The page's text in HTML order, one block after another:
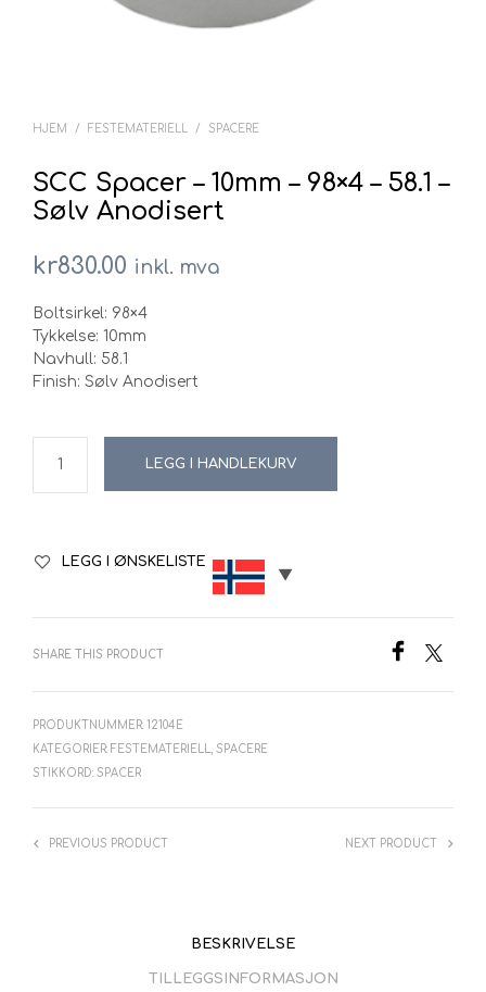
HJEM / FESTEMATERIELL / SPACERE
SCC Spacer – 10mm – 98×4 – 58.1 –
Sølv Anodisert
kr830.00 inkl. mva
Boltsirkel: 98×4
Tykkelse: 10mm
Navhull: 58.1
Finish: Sølv Anodisert
LEGG I HANDLEKURV
LEGG I ØNSKELISTE
SHARE THIS PRODUCT
PRODUKTNUMMER: 12104E
KATEGORIER: FESTEMATERIELL
SPACERE
STIKKORD: SPACER
PREVIOUS PRODUCT NEXT PRODUCT
BESKRIVELSE
TILLEGGSINFORMASJON